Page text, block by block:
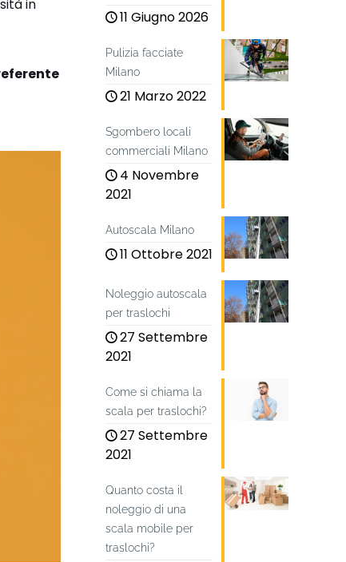
in
11 Giugno 2026
Pulizia facciate
Milano
21 Marzo 2022
Sgombero locali
commerciali Milano
4 Novembre
2021
Autoscala Milano
11 Ottobre 2021
Noleggio autoscala
per traslochi
27 Settembre
2021
Come si chiama la
scala per traslochi?
27 Settembre
2021
Quanto costa il
noleggio di una
scala mobile per
traslochi?